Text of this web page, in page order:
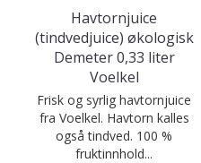
Havtornjuice
(tindvedjuice) økologisk
Demeter 0,33 liter
Voelkel
Frisk og syrlig havtornjuice
fra Voelkel. Havtorn kalles
også tindved. 100 %
fruktinnhold...